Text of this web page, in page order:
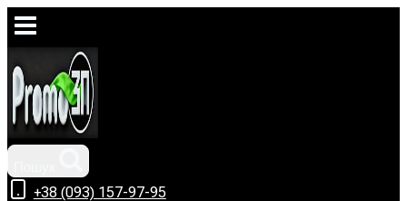
Перейти
до
вмісту
+38 (093) 157-97-95